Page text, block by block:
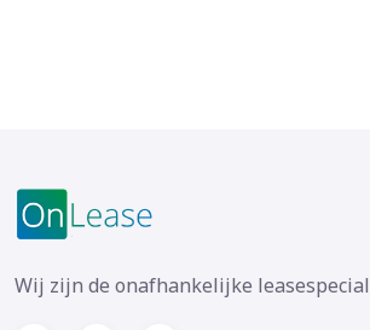
Wij zijn de onafhankelijke